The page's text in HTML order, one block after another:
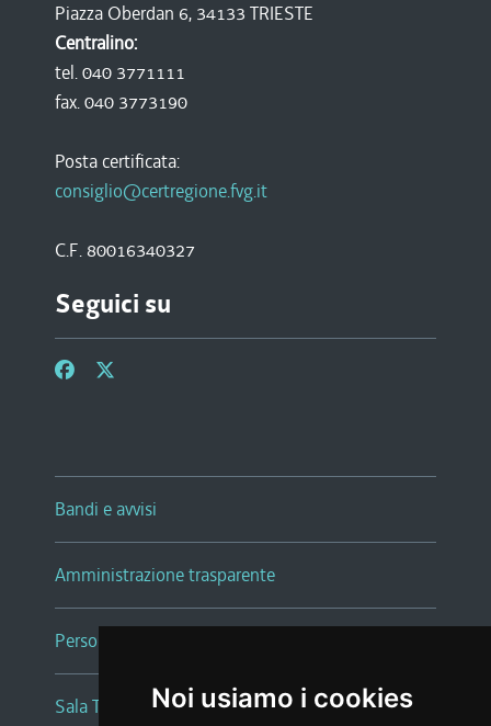
Noi usiamo i cookies
Piazza Oberdan 6, 34133 TRIESTE
Centralino:
tel. 040 3771111
fax. 040 3773190
Posta certificata:
consiglio@certregione.fvg.it
C.F. 80016340327
Seguici su
Bandi e avvisi
Amministrazione trasparente
Persone e Uffici
Sala Tiziano Tessitori